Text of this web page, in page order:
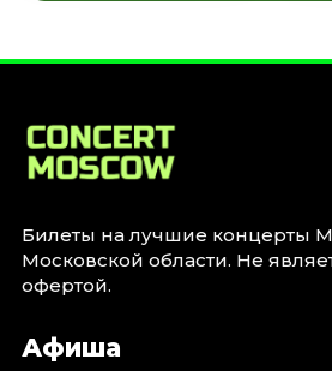
Билеты на лучшие концерты
Московской области. Не
офертой.
Афиша